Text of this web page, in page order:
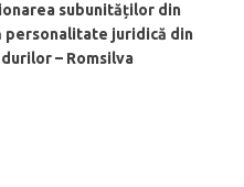
subunităților din
personalitate juridică din
– Romsilva